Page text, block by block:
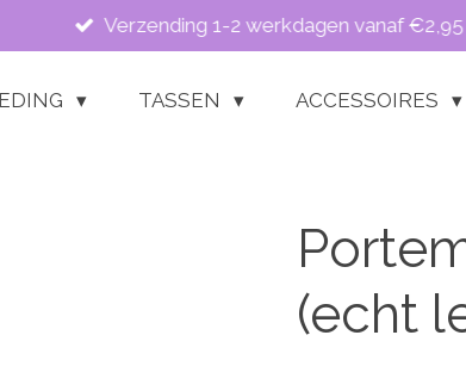
Verzending 1-2 werkdagen vanaf €2,95
TASSEN ACCESSOIRES
(echt